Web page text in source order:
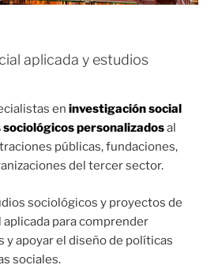
aplicada y estudios
en investigación social
personalizadosal
públicas, fundaciones,
del tercer sector.
sociológicos y proyectos de
para comprender
y apoyar el diseño de políticas
sociales.